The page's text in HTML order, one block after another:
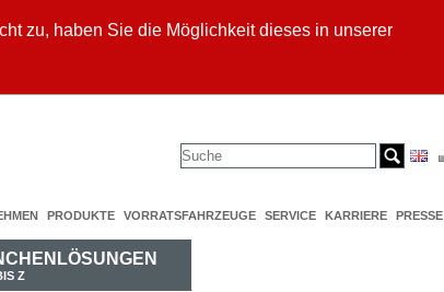
zu, haben Sie die Möglichkeit dieses in unserer
PRODUKTE VORRATSFAHRZEUGE SERVICE KARRIERE PRESSE
Z